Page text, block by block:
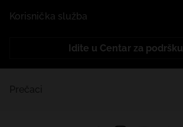
Korisnička služba
Idite u Centar za podršku